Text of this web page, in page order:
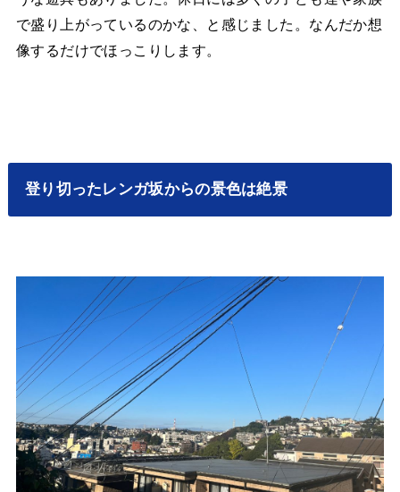
で盛り上がっているのかな、と感じました。なんだか想
像するだけでほっこりします。
登り切ったレンガ坂からの景色は絶景